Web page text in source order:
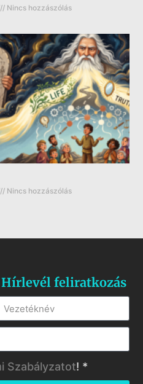
Nincs hozzászólás
Nincs hozzászólás
Hírlevél feliratkozás
Szabályzatot! *